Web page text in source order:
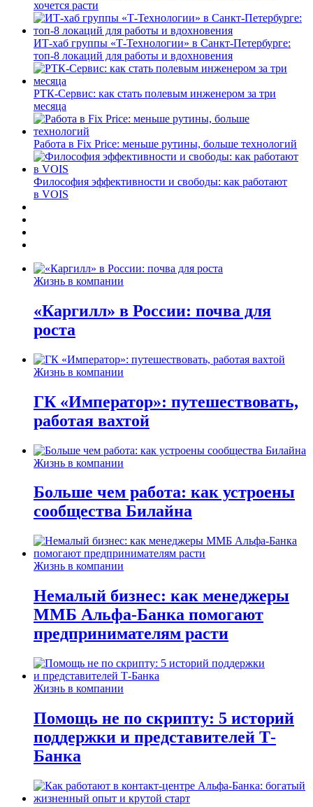
хочется расти
ИТ-хаб группы «Т-Технологии» в Санкт-Петербурге:
топ-8 локаций для работы и вдохновения
РТК-Сервис: как стать полевым инженером за три
месяца
Работа в Fix Price: меньше рутины, больше технологий
Философия эффективности и свободы: как работают
в VOIS
Жизнь в компании
«Каргилл» в России: почва для
роста
Жизнь в компании
ГК «Император»: путешествовать,
работая вахтой
Жизнь в компании
Больше чем работа: как устроены
сообщества Билайна
Жизнь в компании
Немалый бизнес: как менеджеры
ММБ Альфа-Банка помогают
предпринимателям расти
Жизнь в компании
Помощь не по скрипту: 5 историй
поддержки и представителей Т-
Банка